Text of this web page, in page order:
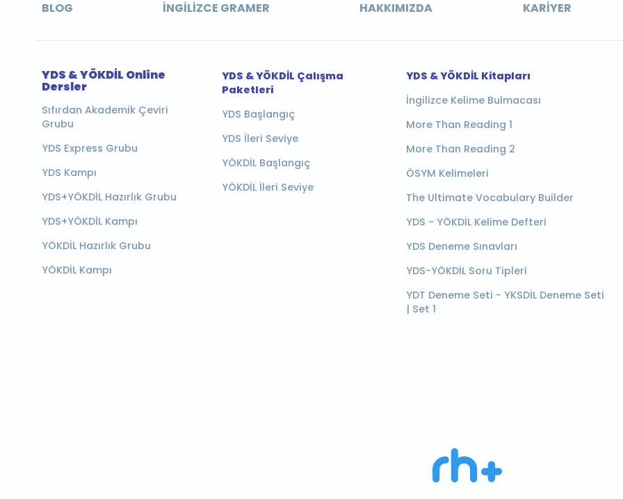
BLOG İNGILIZCE GRAMER HAKKIMIZDA KARIYER
YDS & YÖKDİL Online
Dersler
Sıfırdan Akademik Çeviri
Grubu
YDS Express Grubu
YDS Kampı
YDS+YÖKDİL Hazırlık Grubu
YDS+YÖKDİL Kampı
YÖKDİL Hazırlık Grubu
YÖKDİL Kampı
YDS & YÖKDİL Çalışma
Paketleri
YDS Başlangıç
YDS İleri Seviye
YÖKDİL Başlangıç
YÖKDİL İleri Seviye
YDS & YÖKDİL Kitapları
İngilizce Kelime Bulmacası
More Than Reading 1
More Than Reading 2
ÖSYM Kelimeleri
The Ultimate Vocabulary Builder
YDS - YÖKDİL Kelime Defteri
YDS Deneme Sınavları
YDS-YÖKDİL Soru Tipleri
YDT Deneme Seti - YKSDİL Deneme Seti
| Set 1